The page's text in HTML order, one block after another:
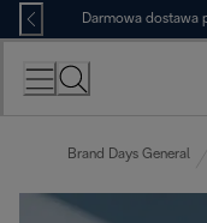
Skip
to
Content
Darmowa dostawa
Brand Days General